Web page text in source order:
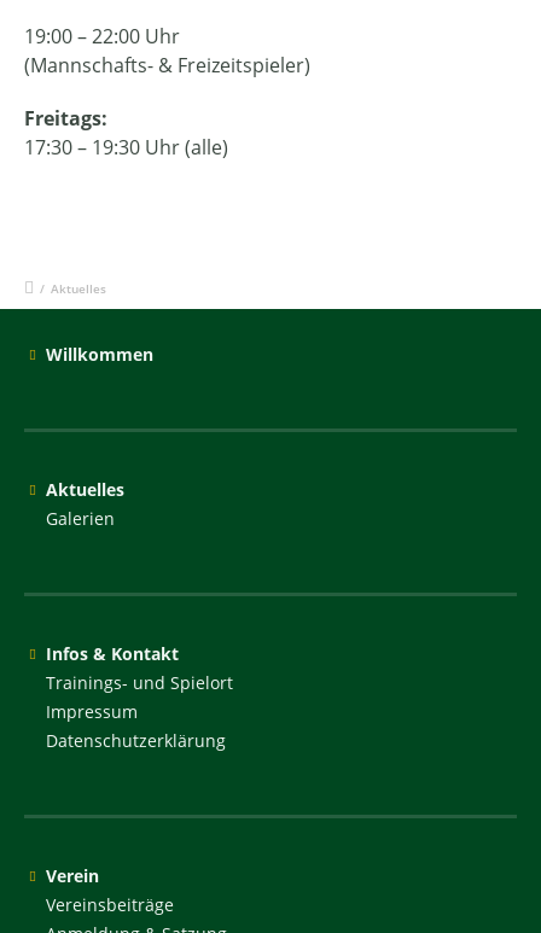
19:00 – 22:00 Uhr
(Mannschafts- & Freizeitspieler)
Freitags:
17:30 – 19:30 Uhr (alle)
/ Aktuelles
Willkommen
Aktuelles
Galerien
Infos & Kontakt
Trainings- und Spielort
Impressum
Datenschutzerklärung
Verein
Vereinsbeiträge